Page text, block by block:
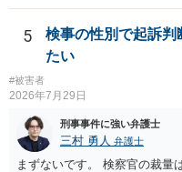
たり →やはり痴漢として疑わ
ないのであれば、何も疑われ
はないですね。
5
検事の性別で起訴判
たい
#被害者
2026年7月29日
刑事事件に強い弁護士
三村 勇人 弁護士
まずないです。 検察官の裁量